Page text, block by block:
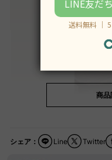
商品
シェア： Twitter
Line